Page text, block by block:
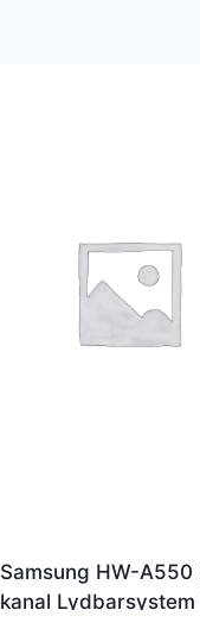
Samsung HW-A550
kanal